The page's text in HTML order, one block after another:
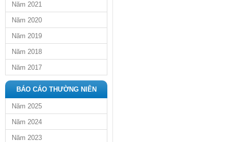
Năm 2021
Năm 2020
Năm 2019
Năm 2018
Năm 2017
BÁO CÁO THƯỜNG NIÊN
Năm 2025
Năm 2024
Năm 2023